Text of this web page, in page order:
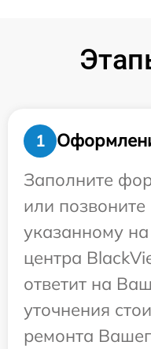
1
Заполните
или
указанному на
центра
ответит на
уточнения
ремонта